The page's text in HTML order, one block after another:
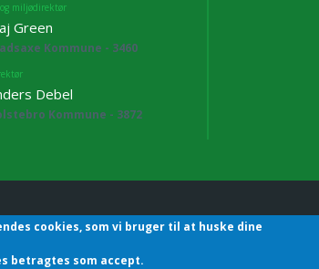
miljødirektør
Green
Kommune - 3460
Debel
Kommune - 3872
Chefforening | Sekretariatet | Godthåbsvej83 |
cookies, som vi bruger til at huske dine
betragtes som accept.